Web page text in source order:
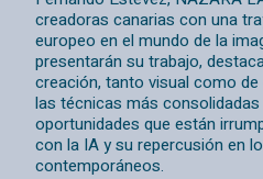
creadoras canarias con una
europeo en el mundo de la
presentarán su trabajo,
creación, tanto visual como
las técnicas más consolidadas
oportunidades que están
con la IA y su repercusión en
contemporáneos.